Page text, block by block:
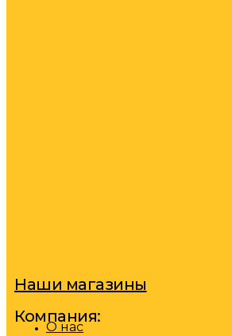
Наши магазины
Компания:
О нас